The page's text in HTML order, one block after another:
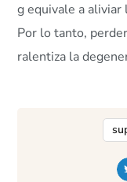
g equivale a aliviar
Por lo tanto,
ralentiza la